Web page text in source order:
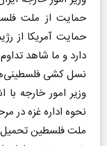
حمایت از ملت
حمایت آمریکا از
دارد و ما شاهد
نسل کشی
وزیر امور خارجه
نحوه اداره غزه در
ملت فلسطین تحمیل